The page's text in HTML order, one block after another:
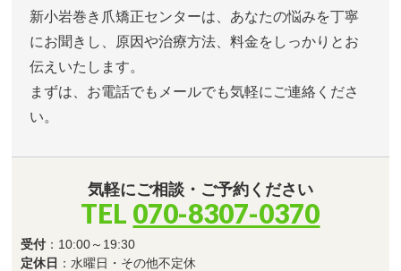
新小岩巻き爪矯正センターは、あなたの悩みを丁寧
にお聞きし、原因や治療方法、料金をしっかりとお
伝えいたします。
まずは、お電話でもメールでも気軽にご連絡くださ
い。
気軽にご相談・ご予約ください
TEL 070-8307-0370
受付 ：10:00～19:30
定休日 ：水曜日・その他不定休